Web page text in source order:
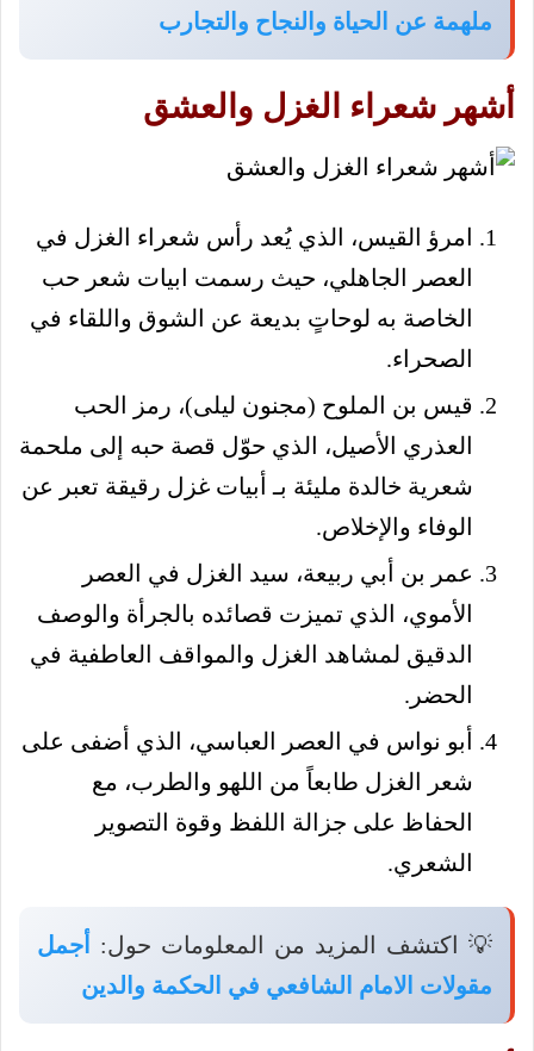
ملهمة عن الحياة والنجاح والتجارب
أشهر شعراء الغزل والعشق
امرؤ القيس، الذي يُعد رأس شعراء الغزل في
العصر الجاهلي، حيث رسمت ابيات شعر حب
الخاصة به لوحاتٍ بديعة عن الشوق واللقاء في
الصحراء.
قيس بن الملوح (مجنون ليلى)، رمز الحب
العذري الأصيل، الذي حوّل قصة حبه إلى ملحمة
شعرية خالدة مليئة بـ أبيات غزل رقيقة تعبر عن
الوفاء والإخلاص.
عمر بن أبي ربيعة، سيد الغزل في العصر
الأموي، الذي تميزت قصائده بالجرأة والوصف
الدقيق لمشاهد الغزل والمواقف العاطفية في
الحضر.
أبو نواس في العصر العباسي، الذي أضفى على
شعر الغزل طابعاً من اللهو والطرب، مع
الحفاظ على جزالة اللفظ وقوة التصوير
الشعري.
💡 اكتشف المزيد من المعلومات حول:
أجمل
مقولات الامام الشافعي في الحكمة والدين